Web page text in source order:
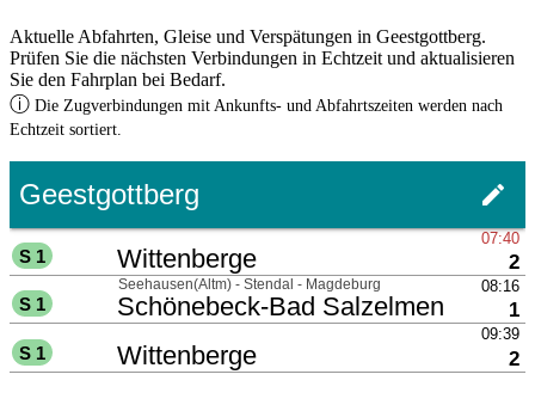
Aktuelle Abfahrten, Gleise und Verspätungen in Geestgottberg.
Prüfen Sie die nächsten Verbindungen in Echtzeit und aktualisieren
Sie den Fahrplan bei Bedarf.
ⓘ Die Zugverbindungen mit Ankunfts- und Abfahrtszeiten werden nach
Echtzeit sortiert.